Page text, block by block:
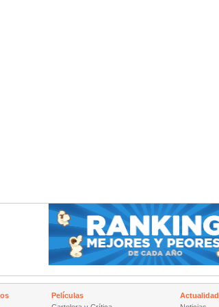
Películas
Actualidad